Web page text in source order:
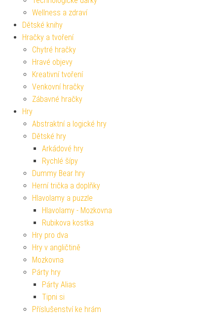
Wellness a zdraví
Dětské knihy
Hračky a tvoření
Chytré hračky
Hravé objevy
Kreativní tvoření
Venkovní hračky
Zábavné hračky
Hry
Abstraktní a logické hry
Dětské hry
Arkádové hry
Rychlé šípy
Dummy Bear hry
Herní trička a doplňky
Hlavolamy a puzzle
Hlavolamy - Mozkovna
Rubikova kostka
Hry pro dva
Hry v angličtině
Mozkovna
Párty hry
Párty Alias
Tipni si
Příslušenství ke hrám